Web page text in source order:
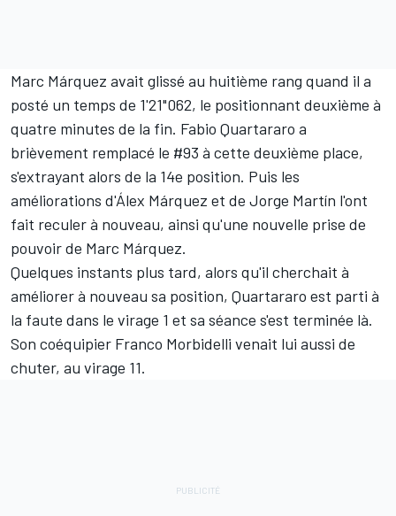
Marc Márquez avait glissé au huitième rang quand il a
posté un temps de 1'21"062, le positionnant deuxième à
quatre minutes de la fin. Fabio Quartararo a
brièvement remplacé le #93 à cette deuxième place,
s'extrayant alors de la 14e position. Puis les
améliorations d'Álex Márquez et de Jorge Martín l'ont
fait reculer à nouveau, ainsi qu'une nouvelle prise de
pouvoir de Marc Márquez.
Quelques instants plus tard, alors qu'il cherchait à
améliorer à nouveau sa position, Quartararo est parti à
la faute dans le virage 1 et sa séance s'est terminée là.
Son coéquipier Franco Morbidelli venait lui aussi de
chuter, au virage 11.